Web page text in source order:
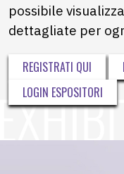
possibile
dettagliate per
REGISTRATI QUI
LOGIN ESPOSITORI